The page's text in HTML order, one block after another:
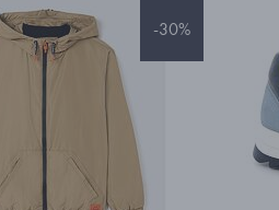
-30%